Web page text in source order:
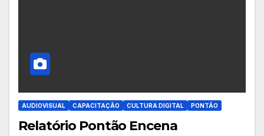
AUDIOVISUAL CAPACITAÇÃO CULTURA DIGITAL PONTÃO
Relatório Pontão Encena